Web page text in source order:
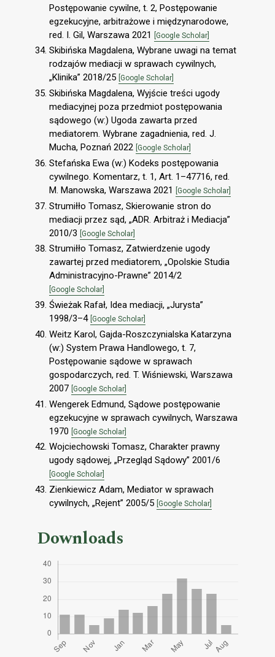
Postępowanie cywilne, t. 2, Postępowanie
egzekucyjne, arbitrażowe i międzynarodowe,
red. I. Gil, Warszawa 2021
[Google Scholar]
Skibińska Magdalena, Wybrane uwagi na temat
rodzajów mediacji w sprawach cywilnych,
„Klinika” 2018/25 [Google Scholar]
Skibińska Magdalena, Wyjście treści ugody
mediacyjnej poza przedmiot postępowania
sądowego (w:) Ugoda zawarta przed
mediatorem. Wybrane zagadnienia, red. J.
Mucha, Poznań 2022 [Google Scholar]
Stefańska Ewa (w:) Kodeks postępowania
cywilnego. Komentarz, t. 1, Art. 1–47716, red.
M. Manowska, Warszawa 2021
[Google Scholar]
Strumiłło Tomasz, Skierowanie stron do
mediacji przez sąd, „ADR. Arbitraż i Mediacja”
2010/3 [Google Scholar]
Strumiłło Tomasz, Zatwierdzenie ugody
zawartej przed mediatorem, „Opolskie Studia
Administracyjno-Prawne” 2014/2
[Google Scholar]
Świeżak Rafał, Idea mediacji, „Jurysta”
1998/3–4 [Google Scholar]
Weitz Karol, Gajda-Roszczynialska Katarzyna
(w:) System Prawa Handlowego, t. 7,
Postępowanie sądowe w sprawach
gospodarczych, red. T. Wiśniewski, Warszawa
2007 [Google Scholar]
Wengerek Edmund, Sądowe postępowanie
egzekucyjne w sprawach cywilnych, Warszawa
1970 [Google Scholar]
Wojciechowski Tomasz, Charakter prawny
ugody sądowej, „Przegląd Sądowy” 2001/6
[Google Scholar]
Zienkiewicz Adam, Mediator w sprawach
cywilnych, „Rejent” 2005/5 [Google Scholar]
Downloads